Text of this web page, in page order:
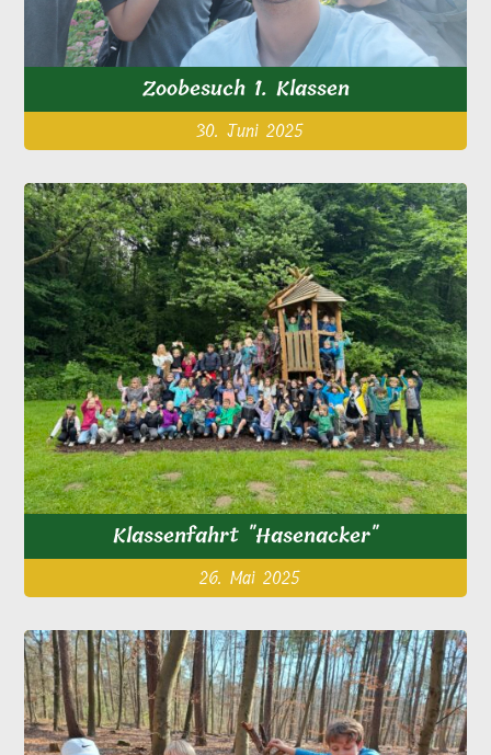
Zoobesuch 1. Klassen
30. Juni 2025
Klassenfahrt "Hasenacker"
26. Mai 2025